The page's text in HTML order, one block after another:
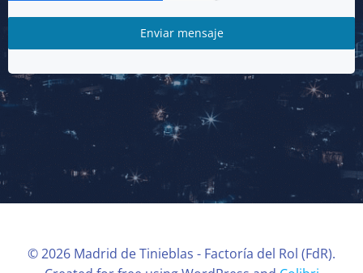
Enviar mensaje
© 2026 Madrid de Tinieblas - Factoría del Rol (FdR).